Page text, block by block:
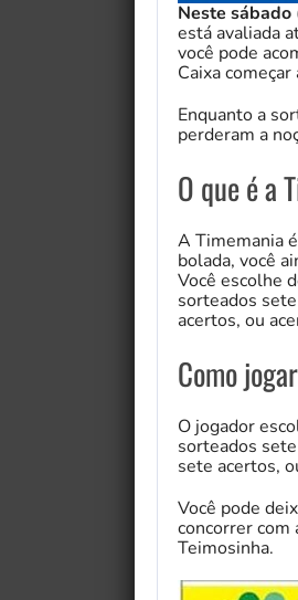
Neste sábado
está avaliada
você pode
Caixa
Enquanto a
perderam a
O que é a
A Timemania
bolada, você
Você escolhe
sorteados
acertos, ou
Como
O jogador
sorteados
sete acertos,
Você pode
concorrer com
Teimosinha.